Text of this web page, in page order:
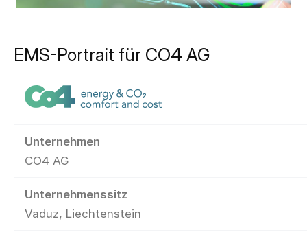
EMS-Portrait für CO4 AG
Unternehmen
CO4 AG
Unternehmenssitz
Vaduz, Liechtenstein